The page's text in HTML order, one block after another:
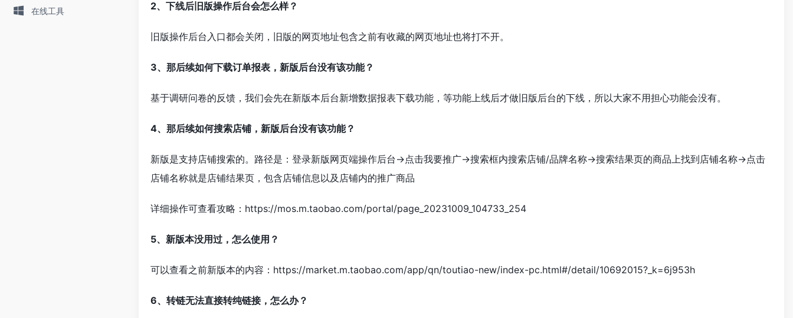
在线工具 2、下线后旧版操作后台会怎么样？
旧版操作后台入口都会关闭，旧版的网页地址包含之前有收藏的网页地址也将打不开。
3、那后续如何下载订单报表，新版后台没有该功能？
基于调研问卷的反馈，我们会先在新版本后台新增数据报表下载功能，等功能上线后才做旧版后台的下线，所以大家不用担心功能会没有。
4、那后续如何搜索店铺，新版后台没有该功能？
新版是支持店铺搜索的。路径是：登录新版网页端操作后台→点击我要推广→搜索框内搜索店铺/品牌名称→搜索结果页的商品上找到店铺名称→点击
店铺名称就是店铺结果页，包含店铺信息以及店铺内的推广商品
详细操作可查看攻略：https://mos.m.taobao.com/portal/page_20231009_104733_254
5、新版本没用过，怎么使用？
可以查看之前新版本的内容：https://market.m.taobao.com/app/qn/toutiao-new/index-pc.html#/detail/10692015?_k=6j953h
6、转链无法直接转纯链接，怎么办？